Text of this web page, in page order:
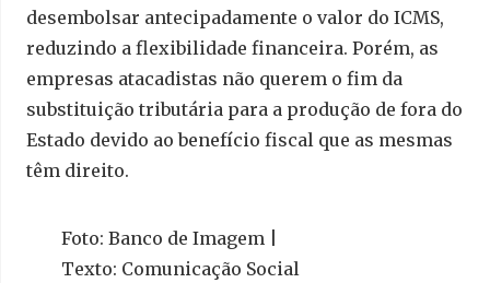
desembolsar antecipadamente o valor do ICMS,
reduzindo a flexibilidade financeira. Porém, as
empresas atacadistas não querem o fim da
substituição tributária para a produção de fora do
Estado devido ao benefício fiscal que as mesmas
têm direito.
Foto: Banco de Imagem |
Texto: Comunicação Social